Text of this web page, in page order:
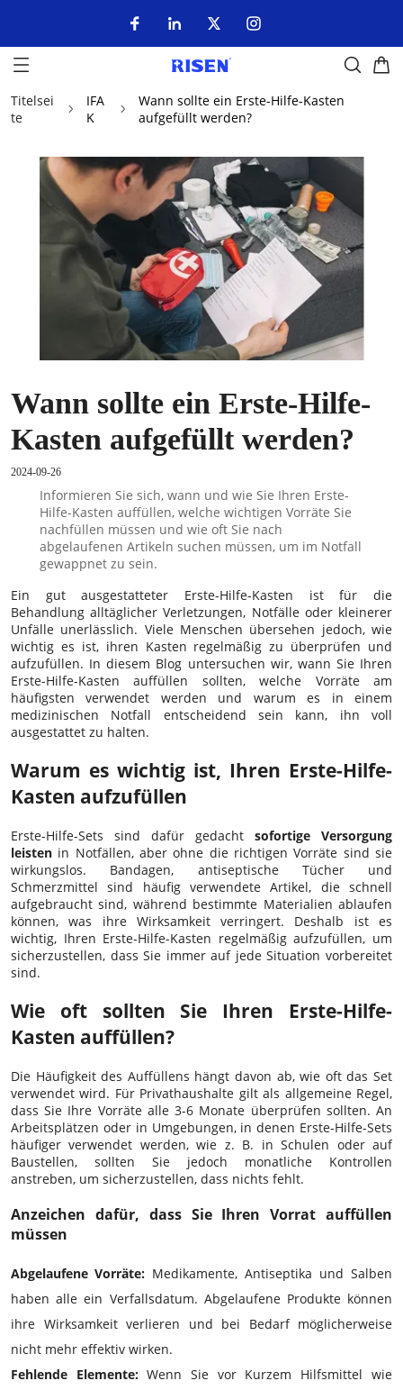
Titelsei
te
IFA
K
Wann sollte ein Erste-Hilfe-Kasten
aufgefüllt werden?
Wann sollte ein Erste-Hilfe-
Kasten aufgefüllt werden?
2024-09-26
Informieren Sie sich, wann und wie Sie Ihren Erste-
Hilfe-Kasten auffüllen, welche wichtigen Vorräte Sie
nachfüllen müssen und wie oft Sie nach
abgelaufenen Artikeln suchen müssen, um im Notfall
gewappnet zu sein.
Ein gut ausgestatteter Erste-Hilfe-Kasten ist für die
Behandlung alltäglicher Verletzungen, Notfälle oder kleinerer
Unfälle unerlässlich. Viele Menschen übersehen jedoch, wie
wichtig es ist, ihren Kasten regelmäßig zu überprüfen und
aufzufüllen. In diesem Blog untersuchen wir, wann Sie Ihren
Erste-Hilfe-Kasten auffüllen sollten, welche Vorräte am
häufigsten verwendet werden und warum es in einem
medizinischen Notfall entscheidend sein kann, ihn voll
ausgestattet zu halten.
Warum es wichtig ist, Ihren Erste-Hilfe-
Kasten aufzufüllen
Erste-Hilfe-Sets sind dafür gedacht sofortige Versorgung
leisten in Notfällen, aber ohne die richtigen Vorräte sind sie
wirkungslos. Bandagen, antiseptische Tücher und
Schmerzmittel sind häufig verwendete Artikel, die schnell
aufgebraucht sind, während bestimmte Materialien ablaufen
können, was ihre Wirksamkeit verringert. Deshalb ist es
wichtig, Ihren Erste-Hilfe-Kasten regelmäßig aufzufüllen, um
sicherzustellen, dass Sie immer auf jede Situation vorbereitet
sind.
Wie oft sollten Sie Ihren Erste-Hilfe-
Kasten auffüllen?
Die Häufigkeit des Auffüllens hängt davon ab, wie oft das Set
verwendet wird. Für Privathaushalte gilt als allgemeine Regel,
dass Sie Ihre Vorräte alle 3-6 Monate überprüfen sollten. An
Arbeitsplätzen oder in Umgebungen, in denen Erste-Hilfe-Sets
häufiger verwendet werden, wie z. B. in Schulen oder auf
Baustellen, sollten Sie jedoch monatliche Kontrollen
anstreben, um sicherzustellen, dass nichts fehlt.
Anzeichen dafür, dass Sie Ihren Vorrat auffüllen
müssen
Abgelaufene Vorräte: Medikamente, Antiseptika und Salben
haben alle ein Verfallsdatum. Abgelaufene Produkte können
ihre Wirksamkeit verlieren und bei Bedarf möglicherweise
nicht mehr effektiv wirken.
Fehlende Elemente: Wenn Sie vor Kurzem Hilfsmittel wie